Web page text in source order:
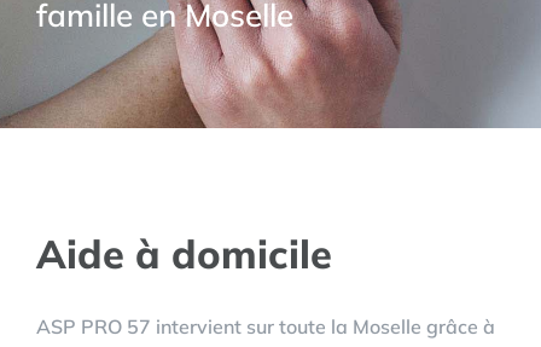
famille en Moselle
Aide à domicile
ASP PRO 57 intervient sur toute la Moselle grâce à